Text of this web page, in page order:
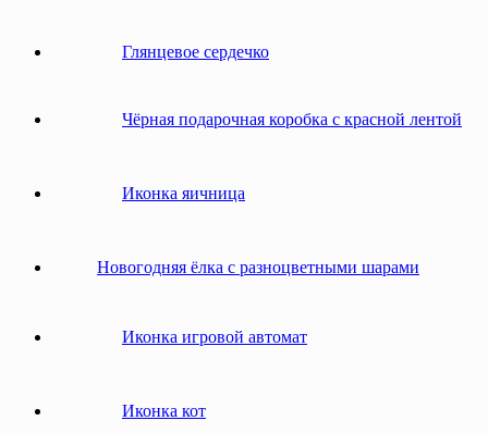
Глянцевое сердечко
Чёрная подарочная коробка с красной лентой
Иконка яичница
Новогодняя ёлка с разноцветными шарами
Иконка игровой автомат
Иконка кот